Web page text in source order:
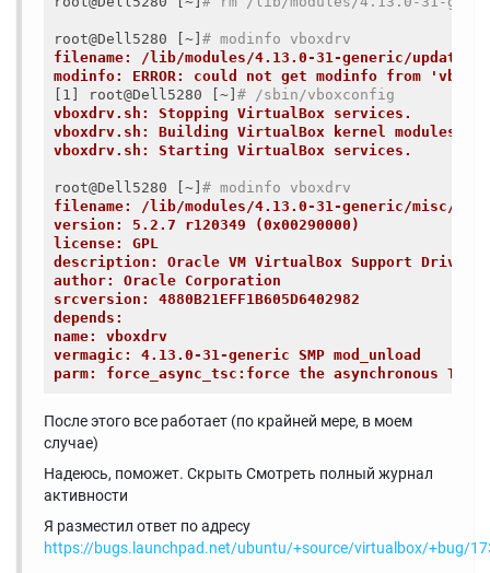
root@Dell5280 [~]# modinfo vboxdrv
filename: /lib/modules/4.13.0-31-generic/updates/
modinfo: ERROR: could not get modinfo from
[1] root@Dell5280 [~]# /sbin/vboxconfig
vboxdrv.sh: Stopping VirtualBox services.
vboxdrv.sh: Building VirtualBox kernel modules.
vboxdrv.sh: Starting VirtualBox services.
root@Dell5280 [~]# modinfo vboxdrv
filename: /lib/modules/4.13.0-31-generic/misc/
version: 5.2.7 r120349 (0x00290000)
license: GPL
description: Oracle VM VirtualBox Support Driver
author: Oracle Corporation
srcversion: 4880B21EFF1B605D6402982
depends:
name: vboxdrv
vermagic: 4.13.0-31-generic SMP mod_unload
parm: force_async_tsc:force the asynchronous TSC
После этого все работает (по крайней мере, в моем
случае)
Надеюсь, поможет. Скрыть Смотреть полный журнал
активности
Я разместил ответ по адресу
https://bugs.launchpad.net/ubuntu/+source/virtualbox/+bug/